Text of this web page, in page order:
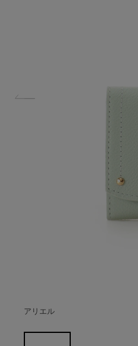
アリエル
オーロラ姫
白雪姫
ベル
シンデレラ
ラプンツェル
ジャスミン